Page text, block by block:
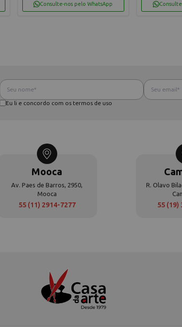
Consulte-nos pelo WhatsApp
Eu li e concordo com os termos de uso
Mooca
Av. Paes de Barros, 2950,
Mooca
55 (11) 2914-7277
R. Olavo
55 (19)